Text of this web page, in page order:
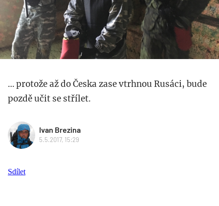
… protože až do Česka zase vtrhnou Rusáci, bude
pozdě učit se střílet.
Ivan Brezina
5.5.2017, 15:29
Sdílet